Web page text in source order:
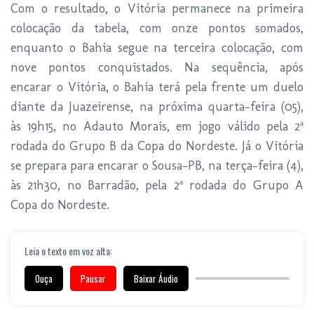
Com o resultado, o Vitória permanece na primeira
colocação da tabela, com onze pontos somados,
enquanto o Bahia segue na terceira colocação, com
nove pontos conquistados. Na sequência, após
encarar o Vitória, o Bahia terá pela frente um duelo
diante da Juazeirense, na próxima quarta-feira (05),
às 19h15, no Adauto Morais, em jogo válido pela 2ª
rodada do Grupo B da Copa do Nordeste. Já o Vitória
se prepara para encarar o Sousa-PB, na terça-feira (4),
às 21h30, no Barradão, pela 2ª rodada do Grupo A
Copa do Nordeste.
Leia o texto em voz alta:
Ouça Pausar Baixar Áudio